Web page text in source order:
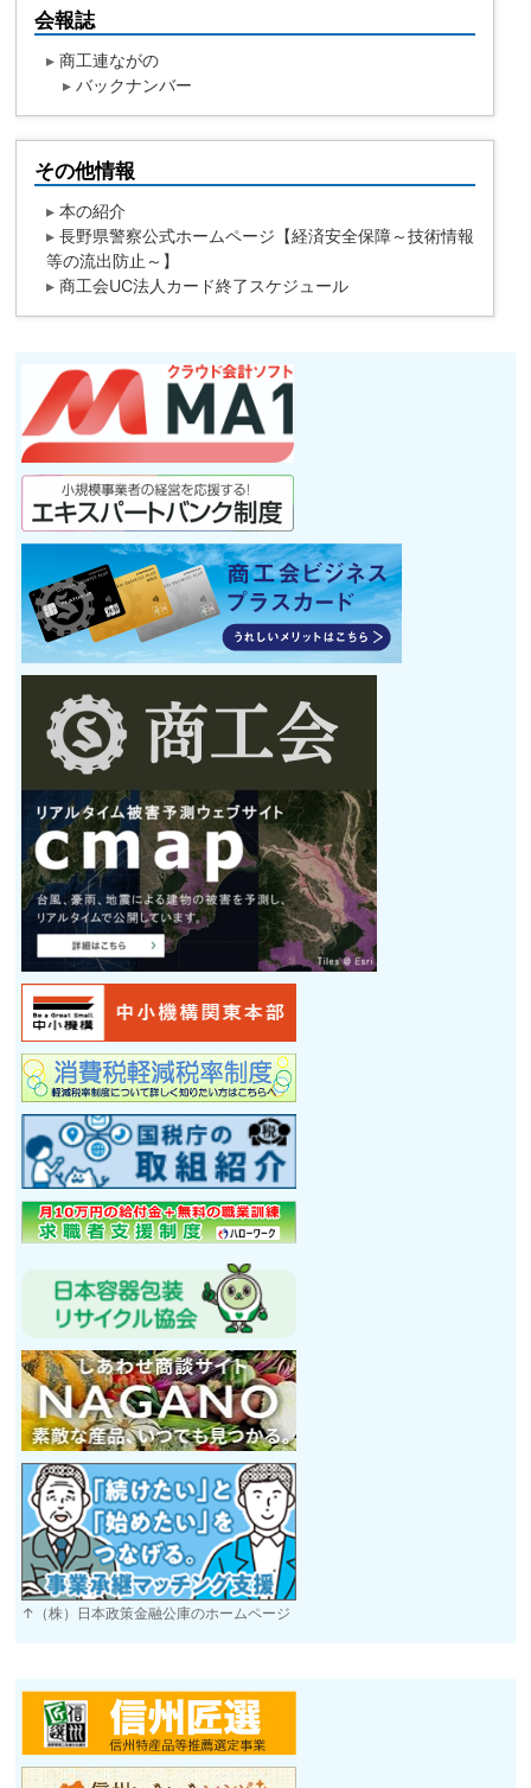
会報誌
▸商工連ながの
▸バックナンバー
その他情報
▸本の紹介
▸長野県警察公式ホームページ【経済安全保障～技術情報
等の流出防止～】
▸商工会UC法人カード終了スケジュール
↑（株）日本政策金融公庫のホームページ